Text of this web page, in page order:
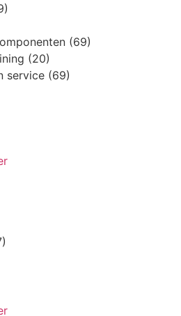
(69)
(20)
service (69)